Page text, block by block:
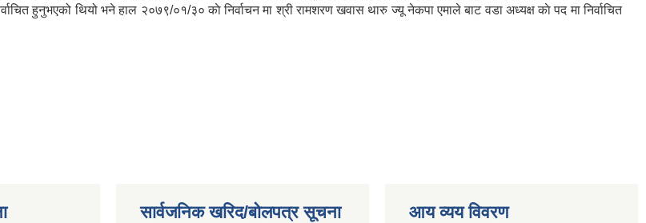
हुनुभएको थियो भने हाल २०७९/०१/३० काे निर्वाचन मा श्री रामशरण खवास थारु ज्यू नेकपा एमाले बाट वडा अध्यक्ष काे पद मा निर्वाचित
सार्वजनिक खरिद/बोलपत्र सूचना आय व्यय विवरण